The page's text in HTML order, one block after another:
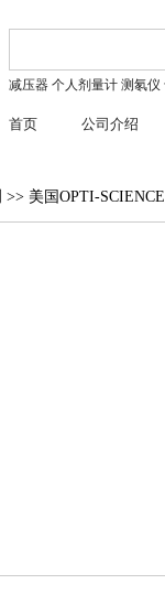
减压器 个人剂量计 测氡仪
首页 公司介绍
>> 美国OPTI-